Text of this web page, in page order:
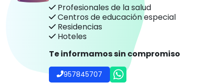
Profesionales de la salud
Centros de educación especial
Residencias
Hoteles
Te informamos sin compromiso
957845707